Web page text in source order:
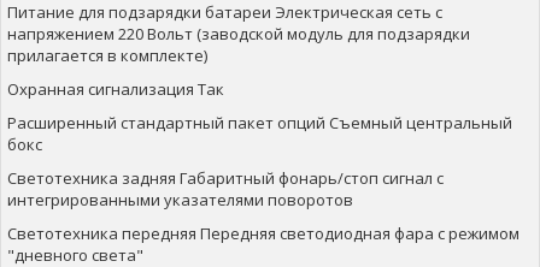
Питание для подзарядки батареи Электрическая сеть с
напряжением 220 Вольт (заводской модуль для подзарядки
прилагается в комплекте)
Охранная сигнализация Так
Расширенный стандартный пакет опций Съемный центральный
бокс
Светотехника задняя Габаритный фонарь/стоп сигнал с
интегрированными указателями поворотов
Светотехника передняя Передняя светодиодная фара с режимом
"дневного света"